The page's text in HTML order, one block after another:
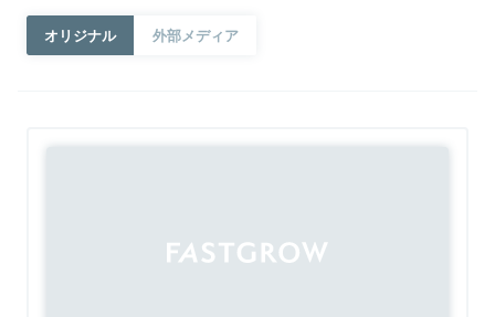
オリジナル 外部メディア